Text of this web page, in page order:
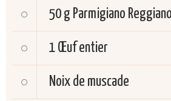
50 g Parmigiano Reggiano
1 Œuf entier
Noix de muscade